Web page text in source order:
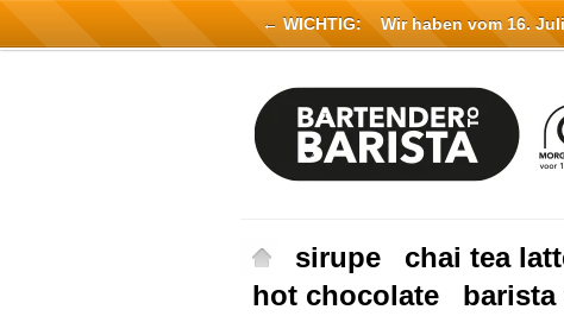
sirupe chai tea
hot chocolate
← WICHTIG:Wir haben vom 16. Juli